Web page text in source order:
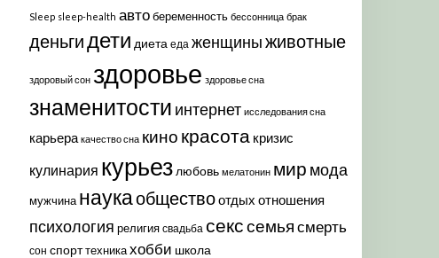
Sleep sleep-health автобеременность бессонница брак
деньгидети диета еда женщиныживотные
здоровый сон здоровье здоровье сна
знаменитости интернет исследования сна
карьера качество сна кино красота кризис
кулинария курьез любовь мелатонин мир мода
мужчина наукаобществоотдых отношения
психология религия свадьба секссемья смерть
сон спорттехникахобби школа